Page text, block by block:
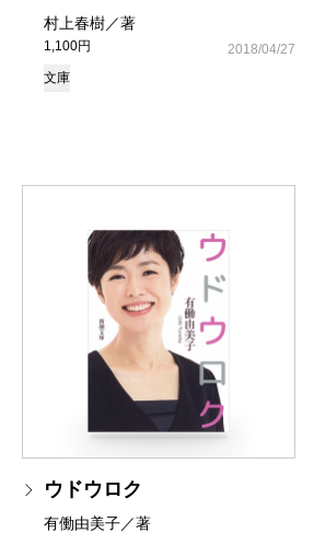
村上春樹／著
1,100円
2018/04/27
文庫
ウドウロク
有働由美子／著